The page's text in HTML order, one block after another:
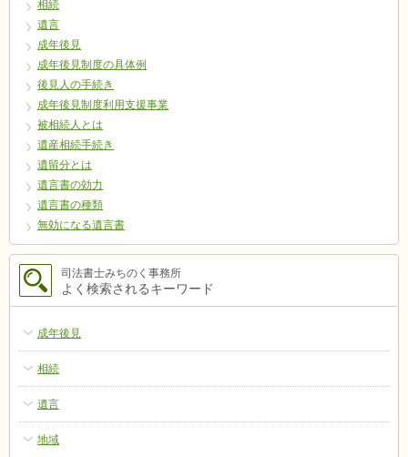
相続
遺言
成年後見
成年後見制度の具体例
後見人の手続き
成年後見制度利用支援事業
被相続人とは
遺産相続手続き
遺留分とは
遺言書の効力
遺言書の種類
無効になる遺言書
司法書士みちのく事務所
よく検索されるキーワード
成年後見
相続
遺言
地域